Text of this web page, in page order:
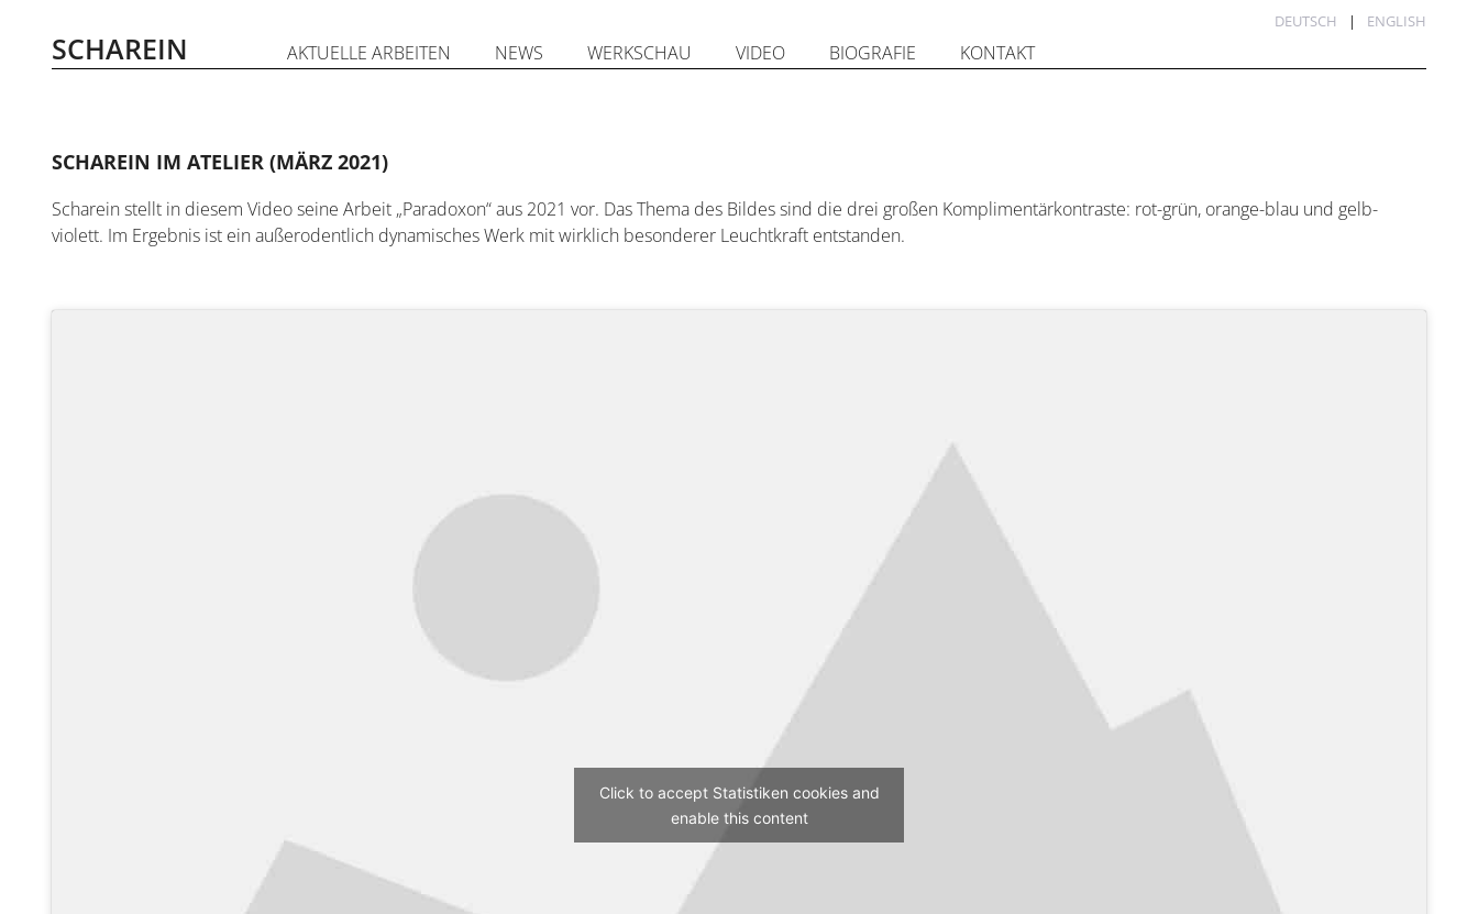
Inhalt
springen
DEUTSCH ENGLISH
SCHAREIN AKTUELLE ARBEITEN NEWS WERKSCHAU VIDEO BIOGRAFIE KONTAKT
SCHAREIN IM ATELIER (MÄRZ 2021)
Scharein stellt in diesem Video seine Arbeit „Paradoxon“ aus 2021 vor. Das Thema des Bildes sind die drei großen Komplimentärkontraste: rot-grün, orange-blau und gelb-
violett. Im Ergebnis ist ein außerodentlich dynamisches Werk mit wirklich besonderer Leuchtkraft entstanden.
Click to accept Statistiken cookies and
enable this content